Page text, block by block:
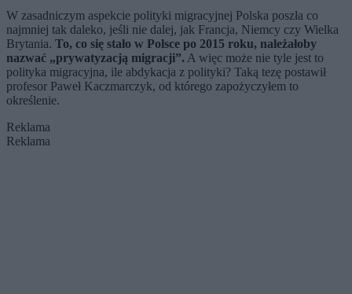
W zasadniczym aspekcie polityki migracyjnej Polska poszła co
najmniej tak daleko, jeśli nie dalej, jak Francja, Niemcy czy Wielka
Brytania. To, co się stało w Polsce po 2015 roku, należałoby
nazwać „prywatyzacją migracji”. A więc może nie tyle jest to
polityka migracyjna, ile abdykacja z polityki? Taką tezę postawił
profesor Paweł Kaczmarczyk, od którego zapożyczyłem to
określenie.
Reklama
Reklama